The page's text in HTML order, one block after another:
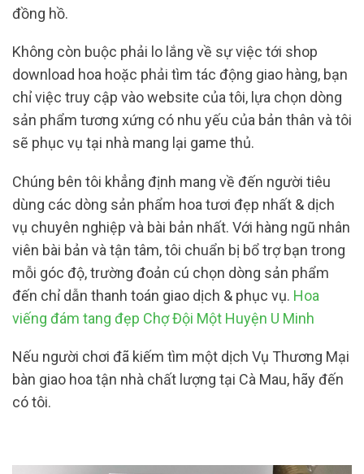
đồng hồ.
Không còn buộc phải lo lắng về sự việc tới shop
download hoa hoặc phải tìm tác động giao hàng, bạn
chỉ việc truy cập vào website của tôi, lựa chọn dòng
sản phẩm tương xứng có nhu yếu của bản thân và tôi
sẽ phục vụ tại nhà mang lại game thủ.
Chúng bên tôi khẳng định mang về đến người tiêu
dùng các dòng sản phẩm hoa tươi đẹp nhất & dịch
vụ chuyên nghiệp và bài bản nhất. Với hàng ngũ nhân
viên bài bản và tận tâm, tôi chuẩn bị bổ trợ bạn trong
mỗi góc độ, trường đoản cú chọn dòng sản phẩm
đến chỉ dẫn thanh toán giao dịch & phục vụ. Hoa
viếng đám tang đẹp Chợ Đội Một Huyện U Minh
Nếu người chơi đã kiếm tìm một dịch Vụ Thương Mại
bàn giao hoa tận nhà chất lượng tại Cà Mau, hãy đến
có tôi.